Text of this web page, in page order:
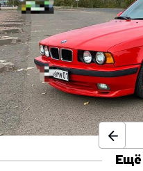
Ещё